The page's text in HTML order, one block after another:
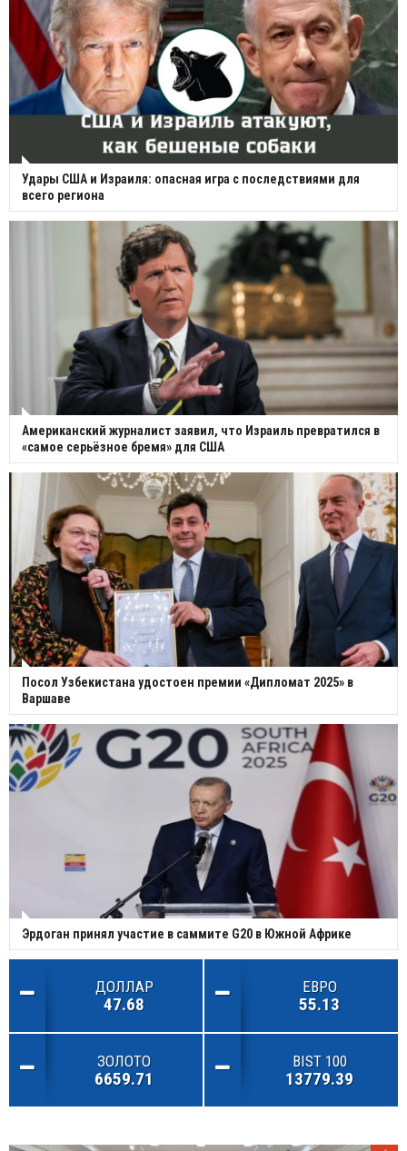
Удары США и Израиля: опасная игра с последствиями для
всего региона
Американский журналист заявил, что Израиль превратился в
«самое серьёзное бремя» для США
Посол Узбекистана удостоен премии «Дипломат 2025» в
Варшаве
Эрдоган принял участие в саммите G20 в Южной Африке
ДОЛЛАР
47.68
ЕВРО
55.13
ЗОЛОТО
6659.71
BIST 100
13779.39